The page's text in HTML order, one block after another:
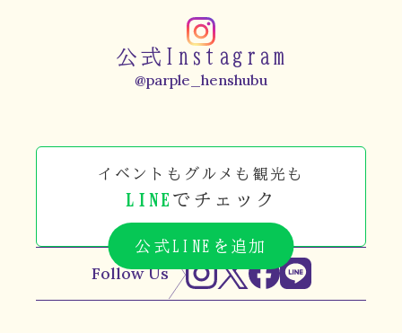
公式Instagram
@parple_henshubu
イベントもグルメも観光も
LINE でチェック
公式LINEを追加
Follow Us